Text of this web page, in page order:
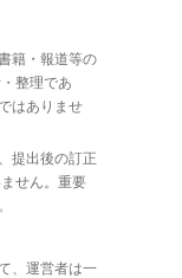
籍・報道等の
整理であ
はありませ
提出後の訂正
せん。重要
、運営者は一